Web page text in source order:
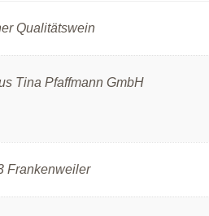
Qualitätswein
Tina Pfaffmann GmbH
Frankenweiler